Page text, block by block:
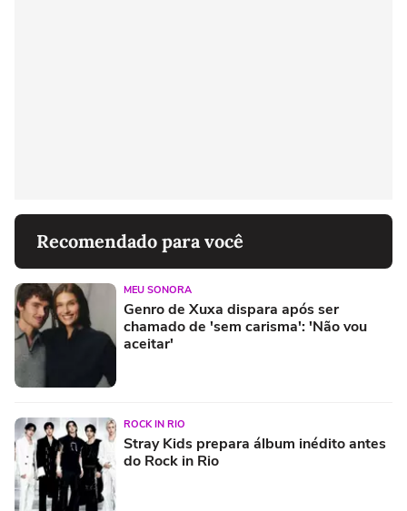
Recomendado para você
MEU SONORA
Genro de Xuxa dispara após ser
chamado de 'sem carisma': 'Não vou
aceitar'
ROCK IN RIO
Stray Kids prepara álbum inédito antes
do Rock in Rio